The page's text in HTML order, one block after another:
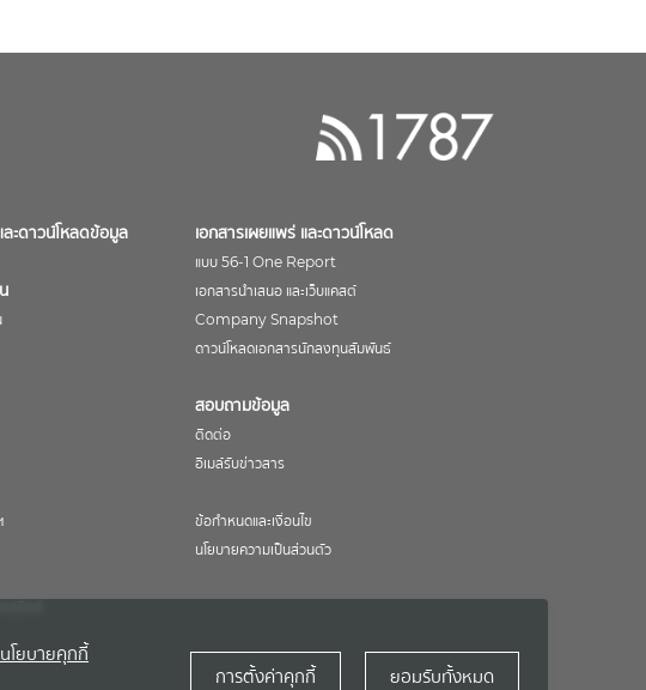
ะดาวน์โหลดข้อมูล เอกสารเผยแพร่ และดาวน์โหลด
แบบ 56-1 One Report
เอกสารนำเสนอ และเว็บแคสต์
Company Snapshot
ดาวน์โหลดเอกสารนักลงทุนสัมพันธ์
สอบถามข้อมูล
ติดต่อ
อีเมล์รับข่าวสาร
ข้อกำหนดและเงื่อนไข
นโยบายความเป็นส่วนตัว
นโยบายคุกกี้
ยอมรับทั้งหมด
การตั้งค่าคุกกี้